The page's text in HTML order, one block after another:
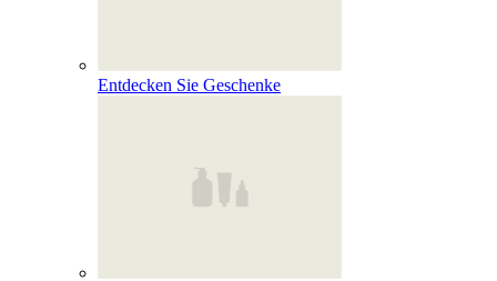
Entdecken Sie Geschenke